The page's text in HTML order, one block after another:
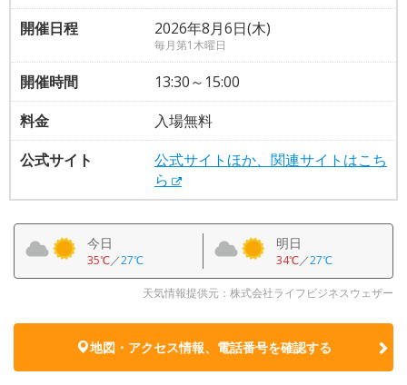
開催日程
2026年8月6日(木)
毎月第1木曜日
開催時間
13:30～15:00
料金
入場無料
公式サイト
公式サイトほか、関連サイトはこち
ら
今日
35℃／27℃
明日
34℃／27℃
天気情報提供元：株式会社ライフビジネスウェザー
地図・アクセス情報、電話番号を確認する